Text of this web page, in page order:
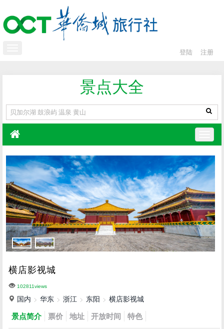
登陆 注册
景点大全
横店影视城
102811views
国内 华东 浙江 东阳 横店影视城
景点简介 票价 地址 开放时间 特色